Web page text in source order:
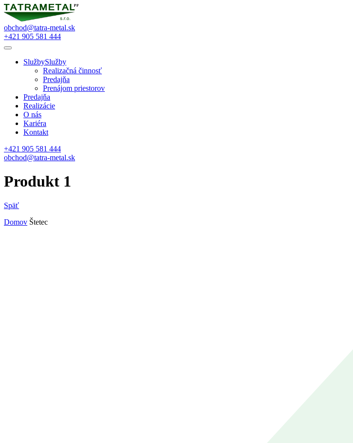
obchod@tatra-metal.sk
+421 905 581 444
SlužbySlužby
Realizačná činnosť
Predajňa
Prenájom priestorov
Predajňa
Realizácie
O nás
Kariéra
Kontakt
+421 905 581 444
obchod@tatra-metal.sk
Produkt 1
Späť
Domov Štetec